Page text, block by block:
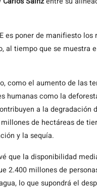
es poner de manifiesto
al tiempo que se muestra
como el aumento de las
humanas como la
a la
de hectáreas de
y la sequía.
que la disponibilidad
2.400 millones de
lo que supondrá el